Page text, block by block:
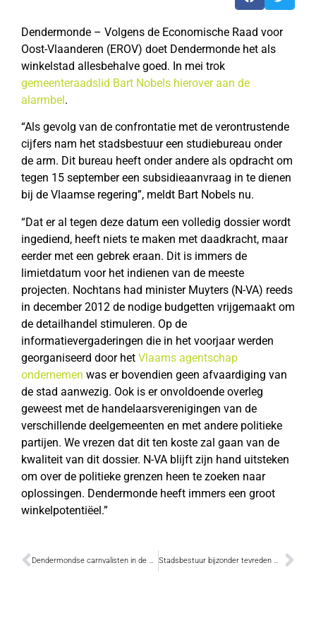
Dendermonde – Volgens de Economische Raad voor
Oost-Vlaanderen (EROV) doet Dendermonde het als
winkelstad allesbehalve goed. In mei trok
gemeenteraadslid Bart Nobels hierover aan de
alarmbel.
“Als gevolg van de confrontatie met de verontrustende
cijfers nam het stadsbestuur een studiebureau onder
de arm. Dit bureau heeft onder andere als opdracht om
tegen 15 september een subsidieaanvraag in te dienen
bij de Vlaamse regering”, meldt Bart Nobels nu.
“Dat er al tegen deze datum een volledig dossier wordt
ingediend, heeft niets te maken met daadkracht, maar
eerder met een gebrek eraan. Dit is immers de
limietdatum voor het indienen van de meeste
projecten. Nochtans had minister Muyters (N-VA) reeds
in december 2012 de nodige budgetten vrijgemaakt om
de detailhandel stimuleren. Op de
informatievergaderingen die in het voorjaar werden
georganiseerd door het Vlaams agentschap
ondernemen was er bovendien geen afvaardiging van
de stad aanwezig. Ook is er onvoldoende overleg
geweest met de handelaarsverenigingen van de
verschillende deelgemeenten en met andere politieke
partijen. We vrezen dat dit ten koste zal gaan van de
kwaliteit van dit dossier. N-VA blijft zijn hand uitsteken
om over de politieke grenzen heen te zoeken naar
oplossingen. Dendermonde heeft immers een groot
winkelpotentiëel.”
Dendermondse carnvalisten in de bres voor Aalsterse carnavalgroep Stadsbestuur bijzonder tevreden met premie voor Scheepvaartmuseum